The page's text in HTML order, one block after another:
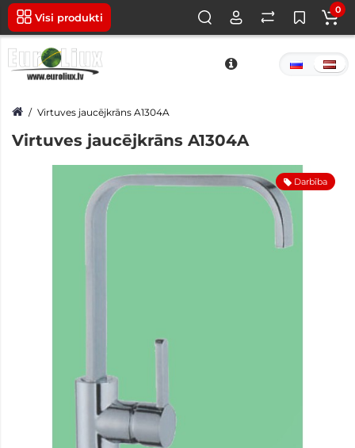
Visi produkti
0
Virtuves jaucējkrāns A1304A
Virtuves jaucējkrāns A1304A
Darbība